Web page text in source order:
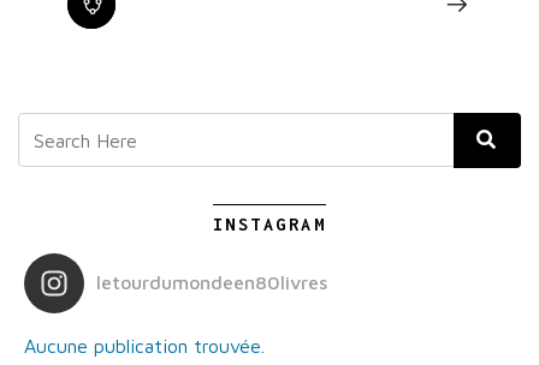
INSTAGRAM
letourdumondeen80livres
Aucune publication trouvée.